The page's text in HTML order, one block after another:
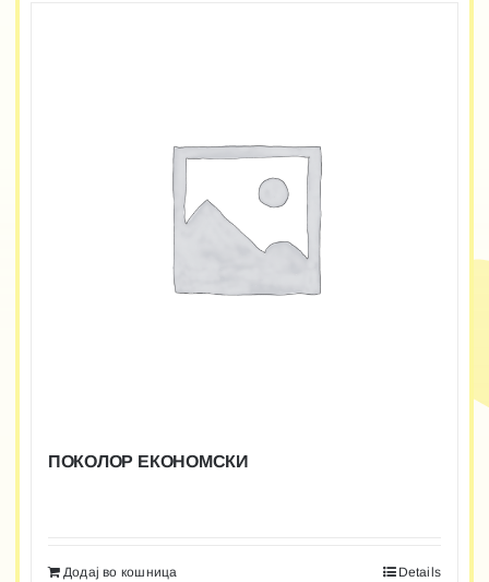
ПОКОЛОР ЕКОНОМСКИ
Додај во кошница Details